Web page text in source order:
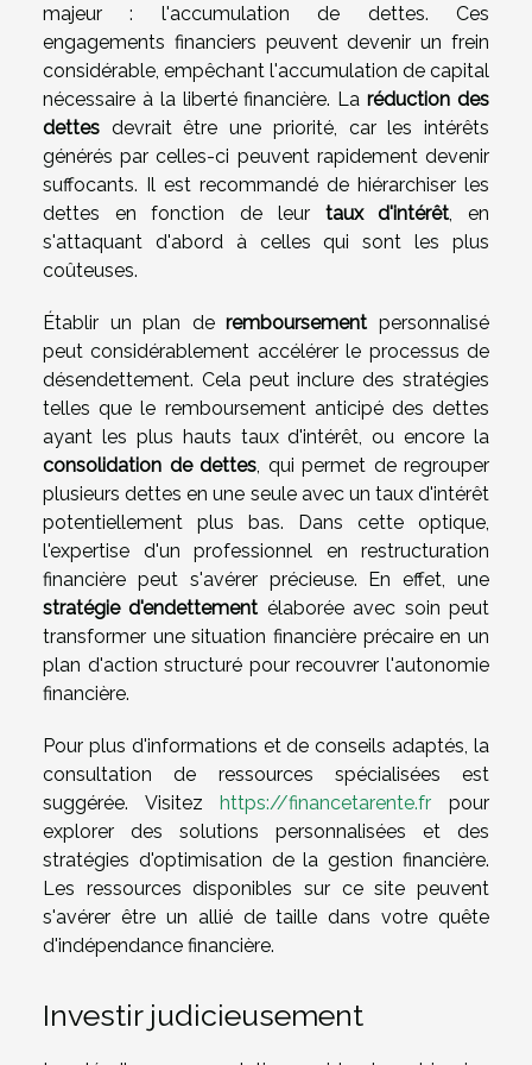
majeur : l'accumulation de dettes. Ces
engagements financiers peuvent devenir un frein
considérable, empêchant l'accumulation de capital
nécessaire à la liberté financière. Laréduction des
dettes devrait être une priorité, car les intérêts
générés par celles-ci peuvent rapidement devenir
suffocants. Il est recommandé de hiérarchiser les
dettes en fonction de leur taux d'intérêt , en
s'attaquant d'abord à celles qui sont les plus
coûteuses.
Établir un plan deremboursement personnalisé
peut considérablement accélérer le processus de
désendettement. Cela peut inclure des stratégies
telles que le remboursement anticipé des dettes
ayant les plus hauts taux d'intérêt, ou encore la
consolidation de dettes , qui permet de regrouper
plusieurs dettes en une seule avec un taux d'intérêt
potentiellement plus bas. Dans cette optique,
l'expertise d'un professionnel en restructuration
financière peut s'avérer précieuse. En effet, une
stratégie d'endettement élaborée avec soin peut
transformer une situation financière précaire en un
plan d'action structuré pour recouvrer l'autonomie
financière.
Pour plus d'informations et de conseils adaptés, la
consultation de ressources spécialisées est
suggérée. Visitezhttps://financetarente.fr pour
explorer des solutions personnalisées et des
stratégies d'optimisation de la gestion financière.
Les ressources disponibles sur ce site peuvent
s'avérer être un allié de taille dans votre quête
d'indépendance financière.
Investir judicieusement